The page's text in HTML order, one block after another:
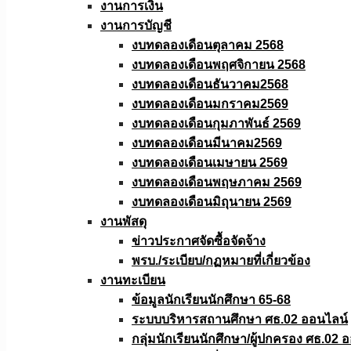
งานการเงิน
งานการบัญชี
งบทดลองเดือนตุลาคม 2568
งบทดลองเดือนพฤศจิกายน 2568
งบทดลองเดือนธันวาคม2568
งบทดลองเดือนมกราคม2569
งบทดลองเดือนกุมภาพันธ์ 2569
งบทดลองเดือนมีนาคม2569
งบทดลองเดือนเมษายน 2569
งบทดลองเดือนพฤษภาคม 2569
งบทดลองเดือนมิถุนายน 2569
งานพัสดุ
ข่าวประกาศจัดซื้อจัดจ้าง
พรบ./ระเบียบ/กฏหมายที่เกี่ยวข้อง
งานทะเบียน
ข้อมูลนักเรียนนักศึกษา 65-68
ระบบบริหารสถานศึกษา ศธ.02 ออนไลน์
กลุ่มนักเรียนนักศึกษา/ผู้ปกครอง ศธ.02